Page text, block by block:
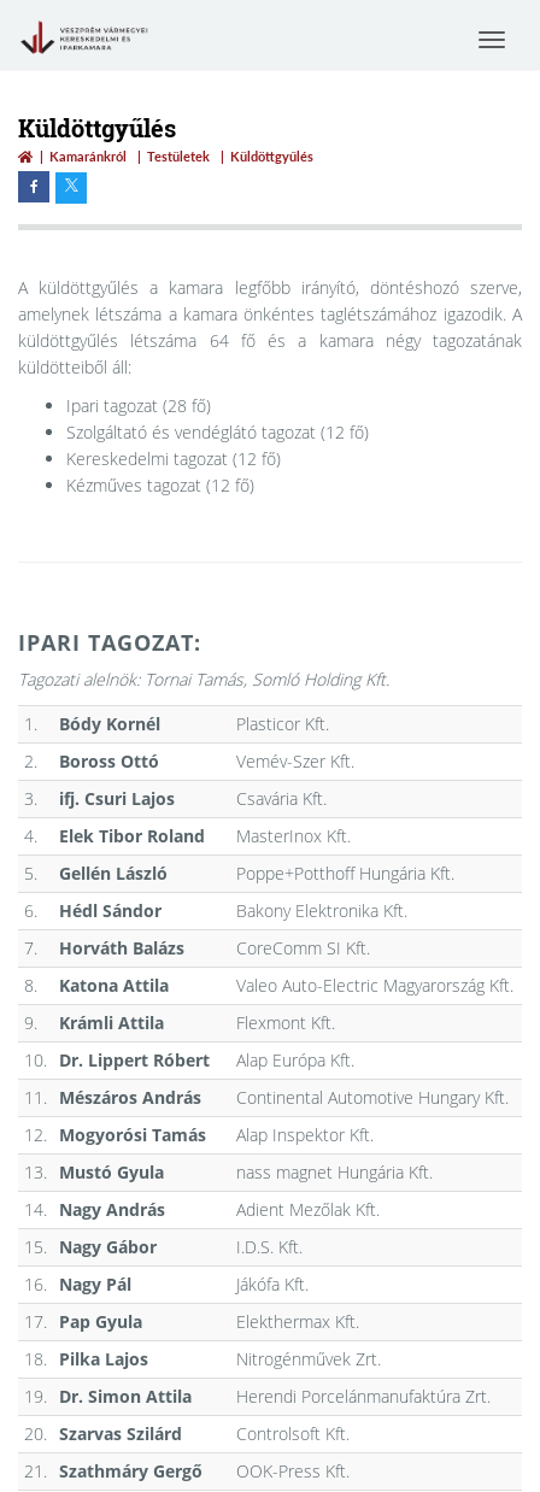
Toggle
Küldöttgyűlés
Kamaránkról Testületek Küldöttgyűlés
A küldöttgyűlés a kamara legfőbb irányító, döntéshozó szerve,
amelynek létszáma a kamara önkéntes taglétszámához igazodik. A
küldöttgyűlés létszáma 64 fő és a kamara négy tagozatának
küldötteiből áll:
Ipari tagozat (28 fő)
Szolgáltató és vendéglátó tagozat (12 fő)
Kereskedelmi tagozat (12 fő)
Kézműves tagozat (12 fő)
IPARI TAGOZAT:
Tagozati alelnök: Tornai Tamás, Somló Holding Kft.
1.
Bódy Kornél
Plasticor Kft.
2.
Boross Ottó
Vemév-Szer Kft.
3.
ifj. Csuri Lajos
Csavária Kft.
4.
Elek Tibor Roland
MasterInox Kft.
5.
Gellén László
Poppe+Potthoff Hungária Kft.
6.
Hédl Sándor
Bakony Elektronika Kft.
7.
Horváth Balázs
CoreComm SI Kft.
8.
Katona Attila
Valeo Auto-Electric Magyarország Kft.
9.
Krámli Attila
Flexmont Kft.
10.
Dr. Lippert Róbert
Alap Európa Kft.
11.
Mészáros András
Continental Automotive Hungary Kft.
12.
Mogyorósi Tamás
Alap Inspektor Kft.
13.
Mustó Gyula
nass magnet Hungária Kft.
14.
Nagy András
Adient Mezőlak Kft.
15.
Nagy Gábor
I.D.S. Kft.
16.
Nagy Pál
Jákófa Kft.
17.
Pap Gyula
Elekthermax Kft.
18.
Pilka Lajos
Nitrogénművek Zrt.
19.
Dr. Simon Attila
Herendi Porcelánmanufaktúra Zrt.
20. Szarvas Szilárd
Controlsoft Kft.
21. Szathmáry Gergő
OOK-Press Kft.